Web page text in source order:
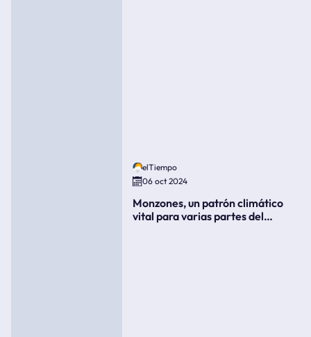
elTiempo
06 oct 2024
Monzones, un patrón climático
vital para varias partes del